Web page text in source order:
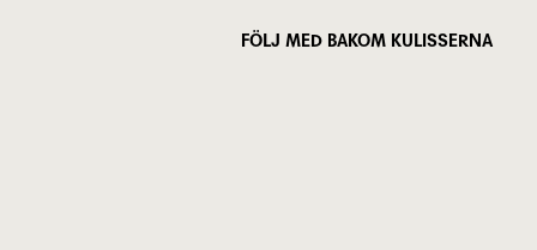
FÖLJ MED BAKOM KULISSERNA